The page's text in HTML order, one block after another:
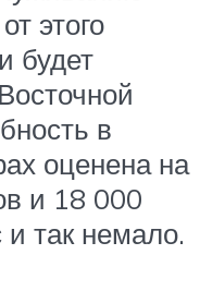
этого
будет
в
оценена на
и 18 000
и так немало.